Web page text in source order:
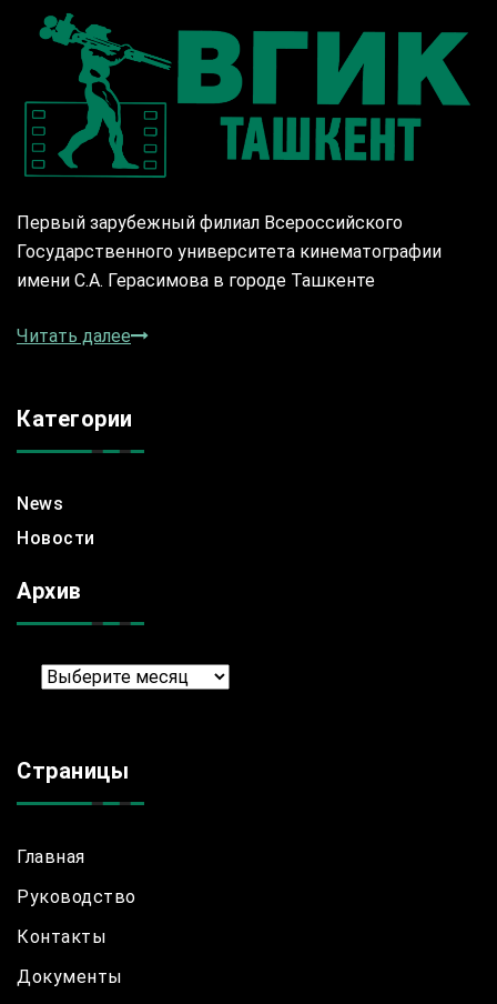
Первый зарубежный филиал Всероссийского
Государственного университета кинематографии
имени С.А. Герасимова в городе Ташкенте
Читать далее
Категории
News
Новости
Архив
Архив
Страницы
Главная
Руководство
Контакты
Документы